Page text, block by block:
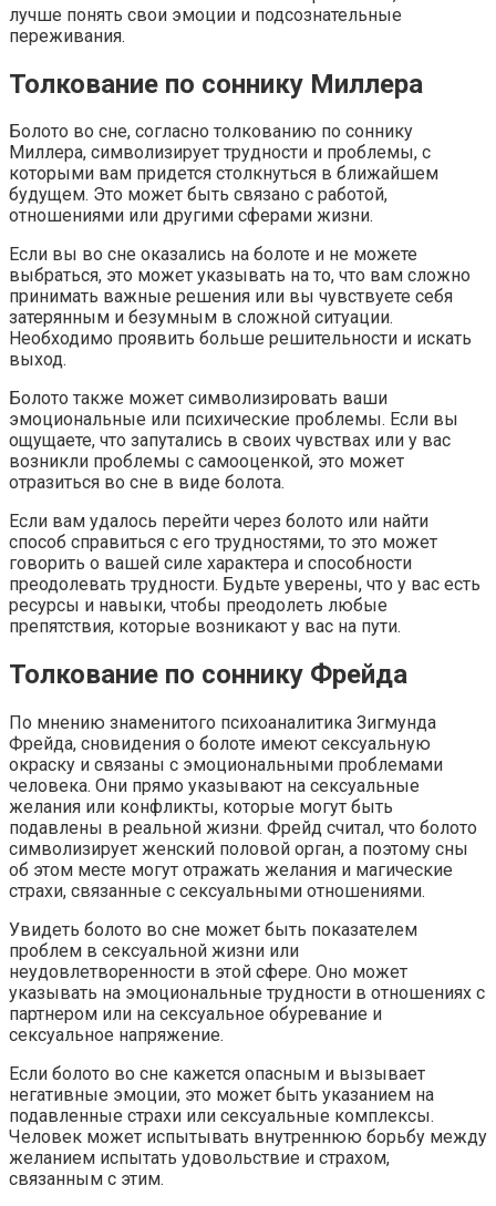
лучше понять свои эмоции и подсознательные
переживания.
Толкование по соннику Миллера
Болото во сне, согласно толкованию по соннику
Миллера, символизирует трудности и проблемы, с
которыми вам придется столкнуться в ближайшем
будущем. Это может быть связано с работой,
отношениями или другими сферами жизни.
Если вы во сне оказались на болоте и не можете
выбраться, это может указывать на то, что вам сложно
принимать важные решения или вы чувствуете себя
затерянным и безумным в сложной ситуации.
Необходимо проявить больше решительности и искать
выход.
Болото также может символизировать ваши
эмоциональные или психические проблемы. Если вы
ощущаете, что запутались в своих чувствах или у вас
возникли проблемы с самооценкой, это может
отразиться во сне в виде болота.
Если вам удалось перейти через болото или найти
способ справиться с его трудностями, то это может
говорить о вашей силе характера и способности
преодолевать трудности. Будьте уверены, что у вас есть
ресурсы и навыки, чтобы преодолеть любые
препятствия, которые возникают у вас на пути.
Толкование по соннику Фрейда
По мнению знаменитого психоаналитика Зигмунда
Фрейда, сновидения о болоте имеют сексуальную
окраску и связаны с эмоциональными проблемами
человека. Они прямо указывают на сексуальные
желания или конфликты, которые могут быть
подавлены в реальной жизни. Фрейд считал, что болото
символизирует женский половой орган, а поэтому сны
об этом месте могут отражать желания и магические
страхи, связанные с сексуальными отношениями.
Увидеть болото во сне может быть показателем
проблем в сексуальной жизни или
неудовлетворенности в этой сфере. Оно может
указывать на эмоциональные трудности в отношениях с
партнером или на сексуальное обуревание и
сексуальное напряжение.
Если болото во сне кажется опасным и вызывает
негативные эмоции, это может быть указанием на
подавленные страхи или сексуальные комплексы.
Человек может испытывать внутреннюю борьбу между
желанием испытать удовольствие и страхом,
связанным с этим.